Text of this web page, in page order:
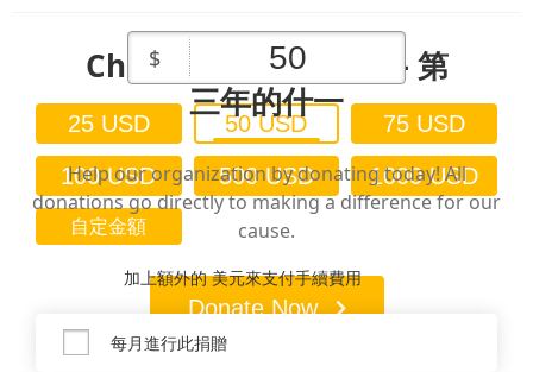
Chen & Chesed 基金 – 第
三年的什一
Help our organization by donating today! All
donations go directly to making a difference for our
cause.
Donate Now
$
25 USD 50 USD
75 USD
100 USD
500 USD 1000 USD
自定金額
加上額外的 美元來支付手續費用
每月進行此捐贈